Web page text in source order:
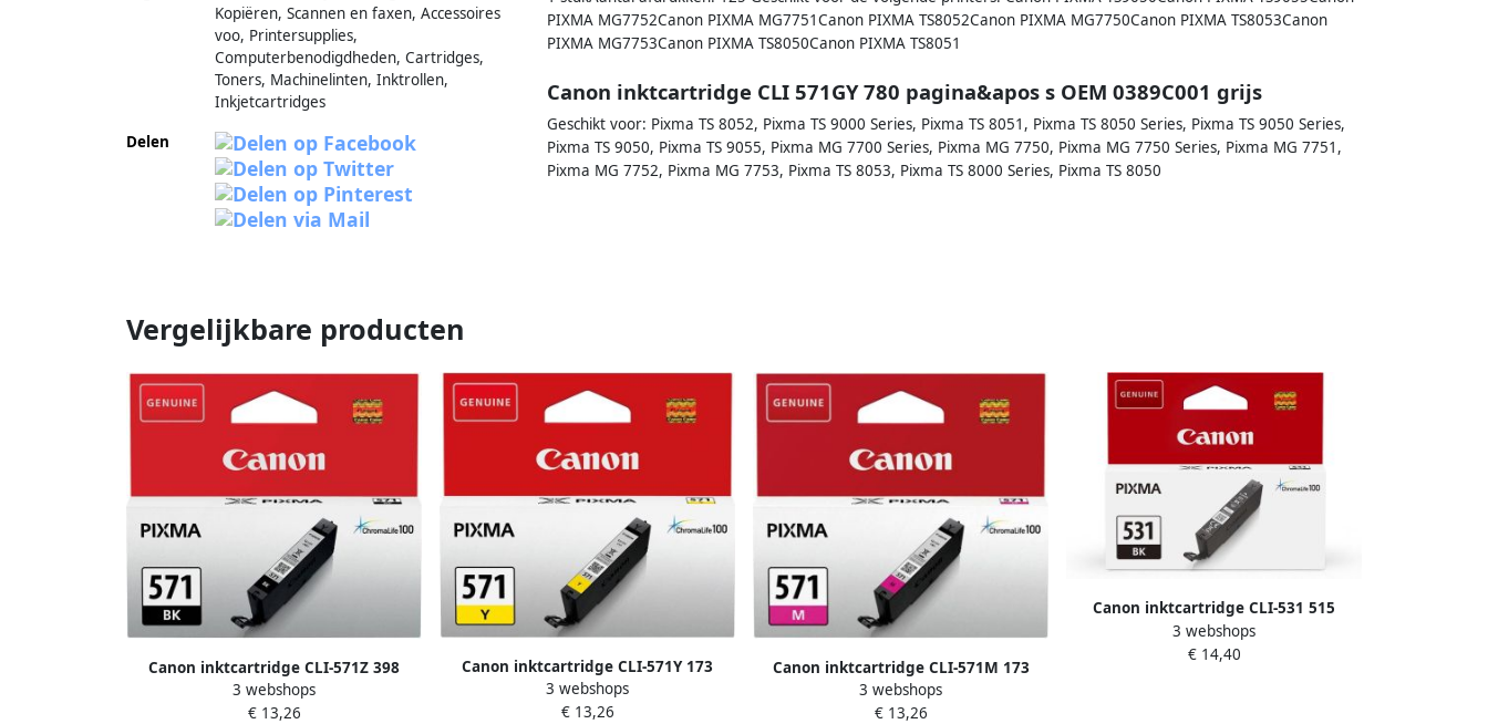
PIXMA MG7752Canon PIXMA MG7751Canon PIXMA TS8052Canon PIXMA MG7750Canon PIXMA TS8053Canon
PIXMA MG7753Canon PIXMA TS8050Canon PIXMA TS8051
Canon inktcartridge CLI 571GY 780 pagina&apos s OEM 0389C001 grijs
Geschikt voor: Pixma TS 8052, Pixma TS 9000 Series, Pixma TS 8051, Pixma TS 8050 Series, Pixma TS 9050 Series,
Pixma TS 9050, Pixma TS 9055, Pixma MG 7700 Series, Pixma MG 7750, Pixma MG 7750 Series, Pixma MG 7751,
Pixma MG 7752, Pixma MG 7753, Pixma TS 8053, Pixma TS 8000 Series, Pixma TS 8050
Kopiëren, Scannen en faxen, Accessoires
voo, Printersupplies,
Computerbenodigdheden, Cartridges,
Toners, Machinelinten, Inktrollen,
Inkjetcartridges
Delen
Vergelijkbare producten
Canon inktcartridge CLI-571Z 398
foto&apos;s OEM 0385C001 zwart
3 webshops
€ 13,26
Canon inktcartridge CLI-571Y 173
foto&apos;s OEM 0388C001 geel
3 webshops
€ 13,26
Canon inktcartridge CLI-571M 173
foto&apos;s OEM 0387C001 magenta
3 webshops
€ 13,26
Canon inktcartridge CLI-531 515
pagina&apos;s OEM 6118C001 zwart
3 webshops
€ 14,40